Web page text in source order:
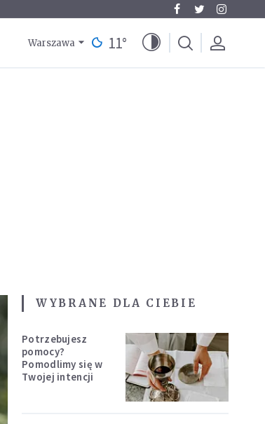
Warszawa 11°
WYBRANE DLA CIEBIE
Potrzebujesz
pomocy?
Pomodlimy się w
Twojej intencji